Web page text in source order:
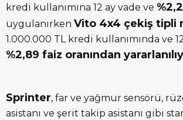
kredi kullanımına 12 ay vade ve
uygulanırken Vito 4x4 çekiş tipli
1.000.000 TL kredi kullanımında ve
%2,89 faiz oranından
Sprinter, far ve yağmur sensörü,
asistanı ve şerit takip asistanı gibi